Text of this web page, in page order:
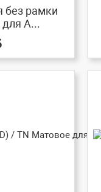
без рамки
A...